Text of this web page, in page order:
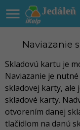
Jedáleň

Naviazanie
Skladovú kartu je
Naviazanie je
skladovej karty, ale
skladové karty.
otvorením danej
tlačidlom na danú